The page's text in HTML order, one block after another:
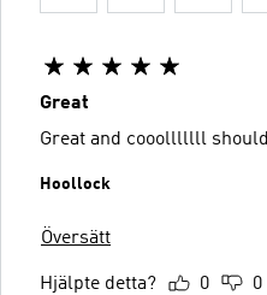
Great
Great and cooolllllll
Hoollock
Översätt
Hjälpte detta? 0 0